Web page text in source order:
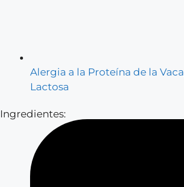
Alergia a la Proteína de la Vaca
Lactosa
Ingredientes: